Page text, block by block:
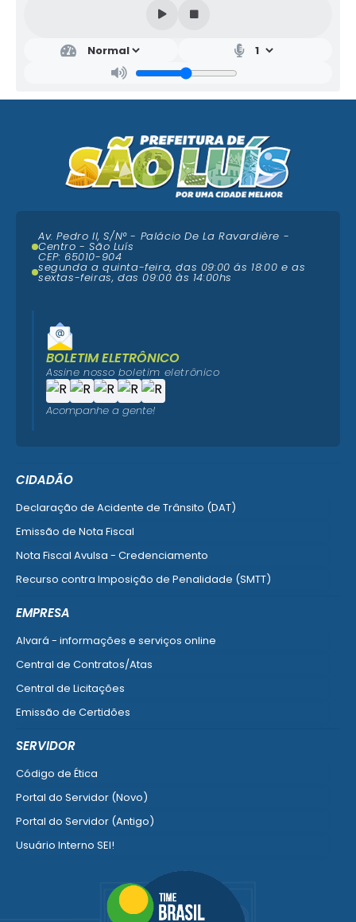
CIDADÃO
Declaração de Acidente de Trânsito (DAT)
Emissão de Nota Fiscal
Nota Fiscal Avulsa - Credenciamento
Recurso contra Imposição de Penalidade (SMTT)
EMPRESA
Alvará - informações e serviços online
Central de Contratos/Atas
Central de Licitações
Emissão de Certidões
SERVIDOR
Código de Ética
Portal do Servidor (Novo)
Portal do Servidor (Antigo)
Usuário Interno SEI!
Portal do Segurado
Av. Pedro II, S/N° - Palácio De La Ravardière -
Centro - São Luís
CEP: 65010-904
segunda a quinta-feira, das 09:00 ás 18:00 e as
sextas-feiras, das 09:00 às 14:00hs
BOLETIM ELETRÔNICO
Assine nosso boletim eletrônico
Acompanhe a gente!